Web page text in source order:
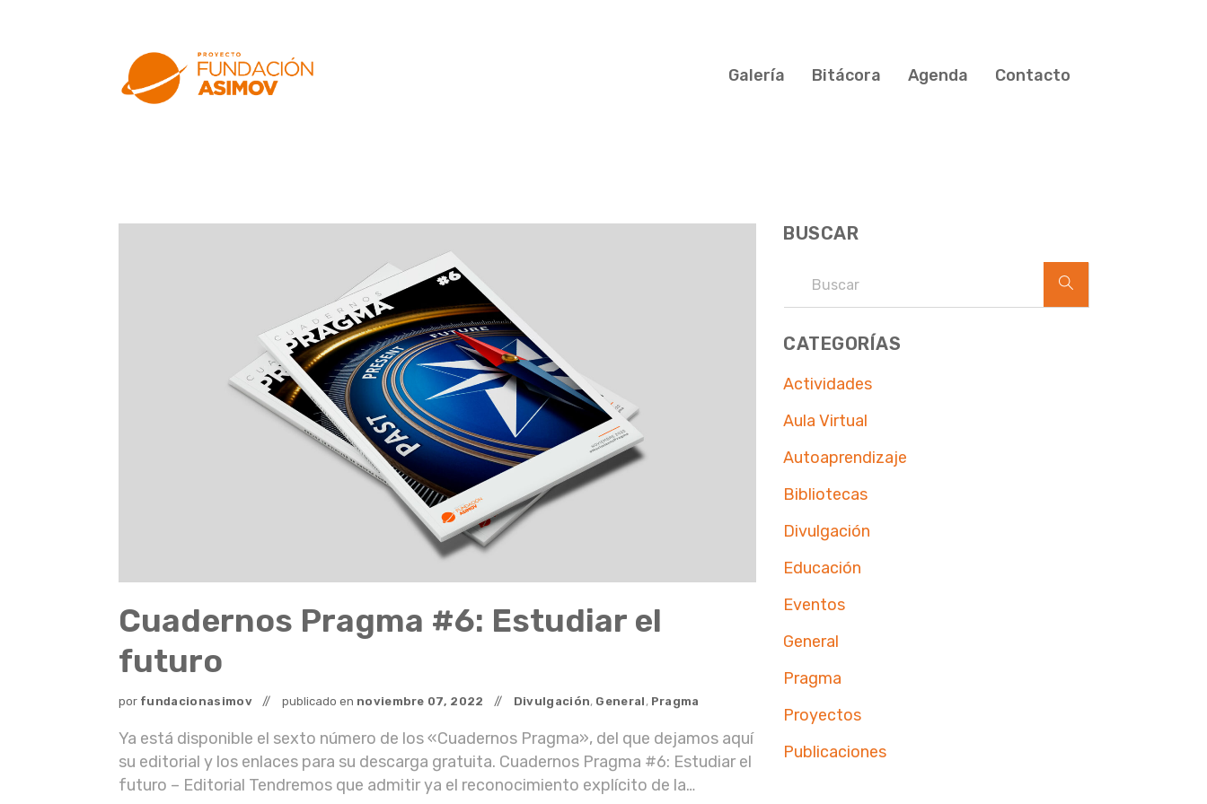
Galería Bitácora Agenda Contacto
Cuadernos Pragma #6: Estudiar el
futuro
por fundacionasimov publicado en noviembre 07, 2022 Divulgación, General , Pragma
Ya está disponible el sexto número de los «Cuadernos Pragma», del que dejamos aquí
su editorial y los enlaces para su descarga gratuita. Cuadernos Pragma #6: Estudiar el
futuro – Editorial Tendremos que admitir ya el reconocimiento explícito de la…
BUSCAR
CATEGORÍAS
Actividades
Aula Virtual
Autoaprendizaje
Bibliotecas
Divulgación
Educación
Eventos
General
Pragma
Proyectos
Publicaciones